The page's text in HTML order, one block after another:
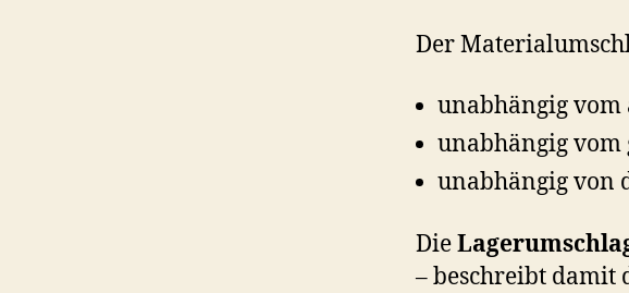
Der
unabhängig
unabhängig vom
unabhängig von
Die
– beschreibt damit